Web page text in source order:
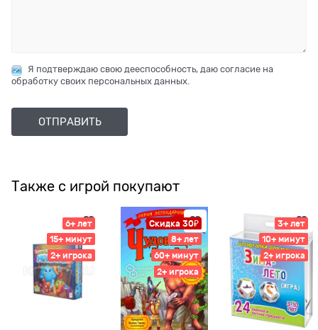
Я подтверждаю свою дееспособность, даю согласие на
обработку своих персональных данных.
Также с игрой покупают
6+ лет
15+ минут
2+ игрока
Скидка 30₽
8+ лет
60+ минут
2+ игрока
3+ лет
10+ минут
2+ игрока